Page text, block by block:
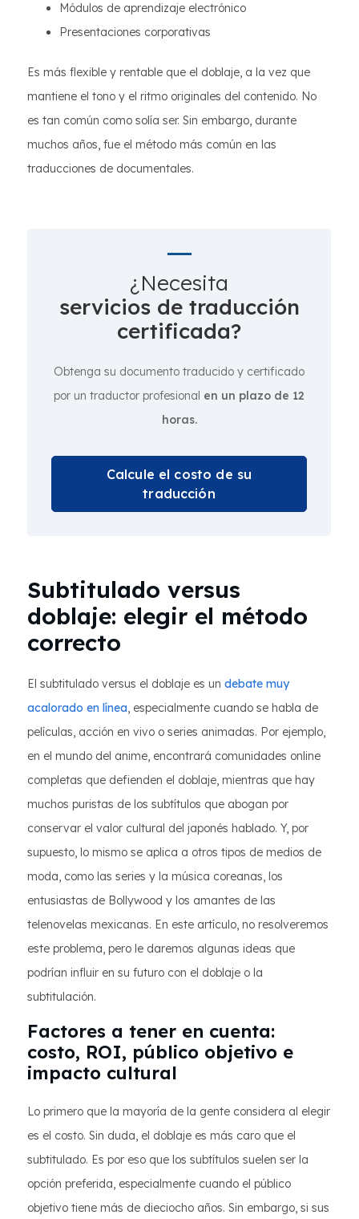
Módulos de aprendizaje electrónico
Presentaciones corporativas
Es más flexible y rentable que el doblaje, a la vez que
mantiene el tono y el ritmo originales del contenido. No
es tan común como solía ser. Sin embargo, durante
muchos años, fue el método más común en las
traducciones de documentales.
¿Necesita
servicios de traducción
certificada?
Obtenga su documento traducido y certificado
por un traductor profesional en un plazo de 12
horas.
Calcule el costo de su
traducción
Subtitulado versus
doblaje: elegir el método
correcto
El subtitulado versus el doblaje es un debate muy
acalorado en línea, especialmente cuando se habla de
películas, acción en vivo o series animadas. Por ejemplo,
en el mundo del anime, encontrará comunidades online
completas que defienden el doblaje, mientras que hay
muchos puristas de los subtítulos que abogan por
conservar el valor cultural del japonés hablado. Y, por
supuesto, lo mismo se aplica a otros tipos de medios de
moda, como las series y la música coreanas, los
entusiastas de Bollywood y los amantes de las
telenovelas mexicanas. En este artículo, no resolveremos
este problema, pero le daremos algunas ideas que
podrían influir en su futuro con el doblaje o la
subtitulación.
Factores a tener en cuenta:
costo, ROI, público objetivo e
impacto cultural
Lo primero que la mayoría de la gente considera al elegir
es el costo. Sin duda, el doblaje es más caro que el
subtitulado. Es por eso que los subtítulos suelen ser la
opción preferida, especialmente cuando el público
objetivo tiene más de dieciocho años. Sin embargo, si sus